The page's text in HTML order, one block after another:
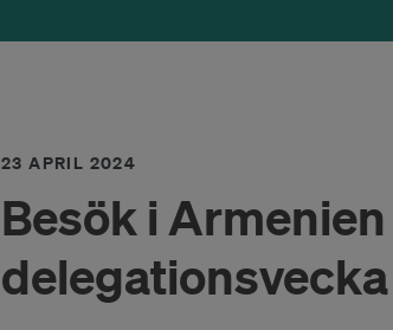
23 APRIL 2024
Besök i